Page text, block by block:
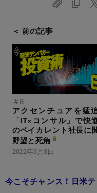
＜ 前の記事
＃8
アクセンチュアを猛追
「IT×コンサル」で快
のベイカレント社長に
野望と死角
2022年3月3日
今こそチャンス！日米